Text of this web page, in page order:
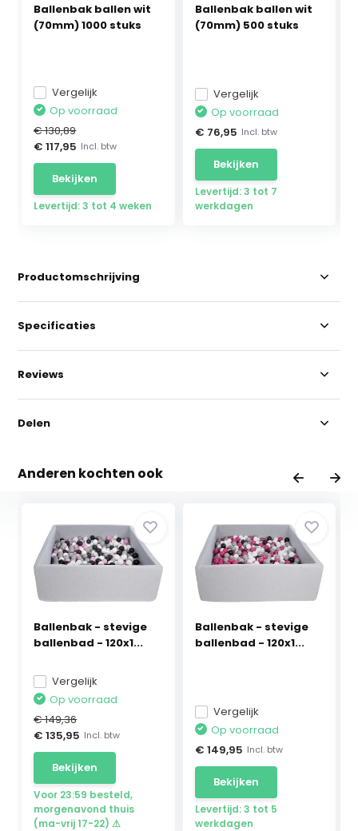
Ballenbak ballen wit
(70mm) 1000 stuks
Vergelijk
Op voorraad
€ 130,89
€ 117,95 Incl. btw
Bekijken
Levertijd: 3 tot 4 weken
Ballenbak ballen wit
(70mm) 500 stuks
Vergelijk
Op voorraad
€ 76,95 Incl. btw
Bekijken
Levertijd: 3 tot 7
werkdagen
Productomschrijving
Specificaties
Reviews
Delen
Anderen kochten ook
Ballenbak - stevige
ballenbad - 120x1...
Vergelijk
Op voorraad
€ 149,36
€ 135,95 Incl. btw
Bekijken
Voor 23:59 besteld,
morgenavond thuis
(ma-vrij 17-22) ⚠
Ballenbak - stevige
ballenbad - 120x1...
Vergelijk
Op voorraad
€ 149,95 Incl. btw
Bekijken
Levertijd: 3 tot 5
werkdagen